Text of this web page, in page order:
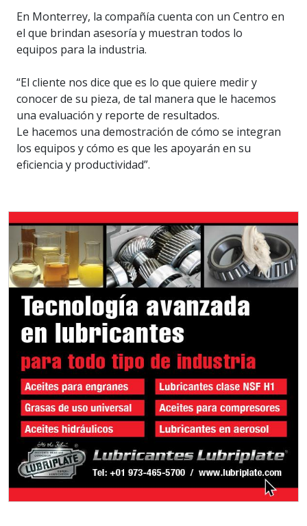
En Monterrey, la compañía cuenta con un Centro en
el que brindan asesoría y muestran todos lo
equipos para la industria.
“El cliente nos dice que es lo que quiere medir y
conocer de su pieza, de tal manera que le hacemos
una evaluación y reporte de resultados.
Le hacemos una demostración de cómo se integran
los equipos y cómo es que les apoyarán en su
eficiencia y productividad”.